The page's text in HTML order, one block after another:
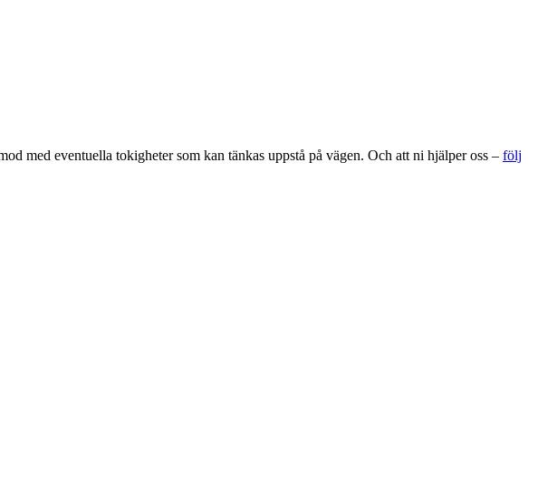
med eventuella tokigheter som kan tänkas uppstå på vägen. Och att ni hjälper oss – följ